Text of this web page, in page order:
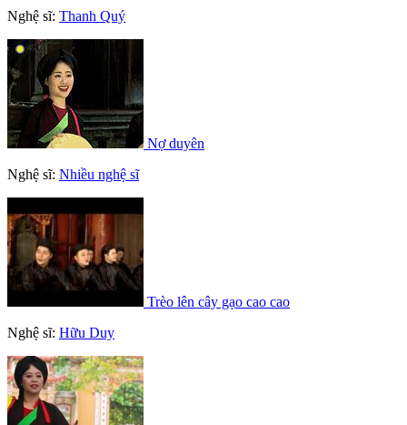
Nghệ sĩ: Thanh Quý
Nợ duyên
Nghệ sĩ: Nhiều nghệ sĩ
Trèo lên cây gạo cao cao
Nghệ sĩ: Hữu Duy